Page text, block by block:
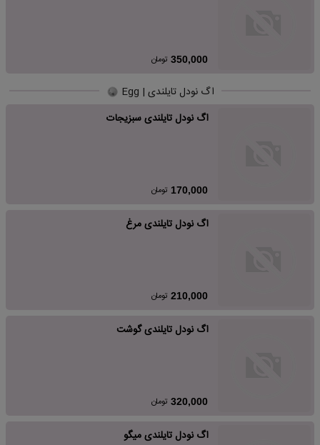
350,000 تومان
اگ نودل تایلندی | Egg
اگ نودل تایلندی سبزیجات
170,000 تومان
اگ نودل تایلندی مرغ
210,000 تومان
اگ نودل تایلندی گوشت
320,000 تومان
اگ نودل تایلندی میگو